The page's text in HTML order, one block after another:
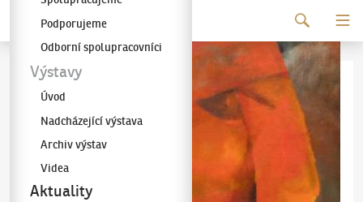
Galerie KODLPodporujeme
Odborní spolupracovníci
Výstavy
Úvod
Nadcházející výstava
Archiv výstav
Videa
Aktuality